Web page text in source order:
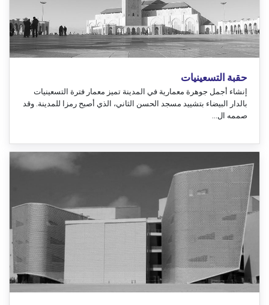
حقبة التسعينيات
إنشاء أجمل جوهرة معمارية في المدينة تميز معمار فترة التسعينيات
بالدار البيضاء بتشييد مسجد الحسن الثاني، الذي أصبح رمزا للمدينة. وقد
صممه ال...